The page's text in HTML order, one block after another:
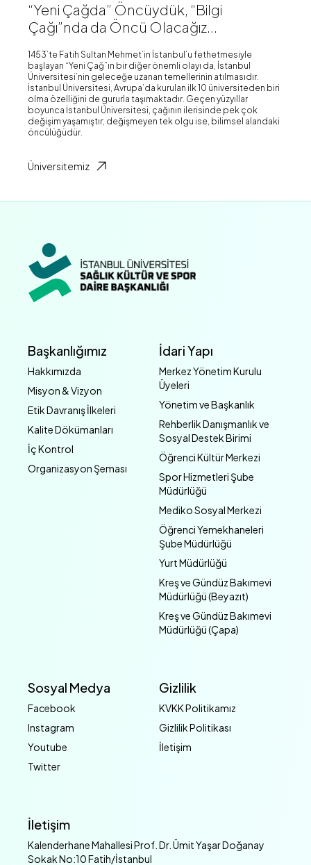
“Yeni Çağda” Öncüydük, “Bilgi
Çağı”nda da Öncü Olacağız...
1453’te Fatih Sultan Mehmet’in İstanbul’u fethetmesiyle
başlayan “Yeni Çağ”ın bir diğer önemli olayı da, İstanbul
Üniversitesi’nin geleceğe uzanan temellerinin atılmasıdır.
İstanbul Üniversitesi, Avrupa’da kurulan ilk 10 üniversiteden biri
olma özelliğini de gururla taşımaktadır. Geçen yüzyıllar
boyunca İstanbul Üniversitesi, çağının ilerisinde pek çok
değişim yaşamıştır; değişmeyen tek olgu ise, bilimsel alandaki
öncülüğüdür.
Üniversitemiz
Başkanlığımız
Hakkımızda
Misyon & Vizyon
Etik Davranış İlkeleri
Kalite Dökümanları
İç Kontrol
Organizasyon Şeması
İdari Yapı
Merkez Yönetim Kurulu
Üyeleri
Yönetim ve Başkanlık
Rehberlik Danışmanlık ve
Sosyal Destek Birimi
Öğrenci Kültür Merkezi
Spor Hizmetleri Şube
Müdürlüğü
Mediko Sosyal Merkezi
Öğrenci Yemekhaneleri
Şube Müdürlüğü
Yurt Müdürlüğü
Kreş ve Gündüz Bakımevi
Müdürlüğü (Beyazıt)
Kreş ve Gündüz Bakımevi
Müdürlüğü (Çapa)
Sosyal Medya
Facebook
Instagram
Youtube
Twitter
Gizlilik
KVKK Politikamız
Gizlilik Politikası
İletişim
İletişim
Kalenderhane Mahallesi Prof. Dr. Ümit Yaşar Doğanay
Sokak No:10 Fatih/İstanbul